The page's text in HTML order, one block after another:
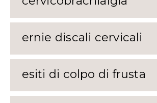
ernie discali cervicali
esiti di colpo di frusta